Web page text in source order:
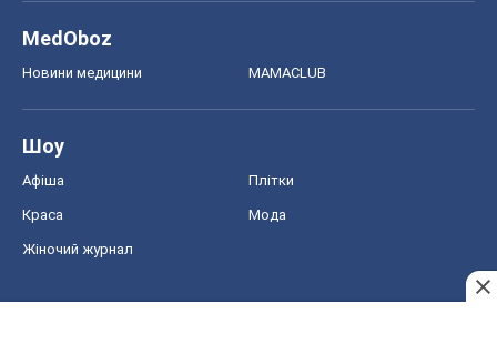
MedOboz
Новини медицини MAMACLUB
Шоу
Афіша Плітки
Краса Мода
Жіночий журнал